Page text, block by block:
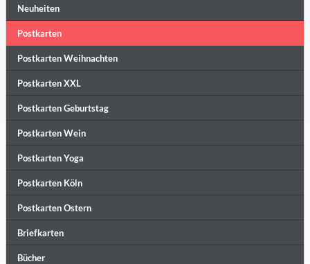
Neuheiten
Postkarten
Postkarten Weihnachten
Postkarten XXL
Postkarten Geburtstag
Postkarten Wein
Postkarten Yoga
Postkarten Köln
Postkarten Ostern
Briefkarten
Bücher